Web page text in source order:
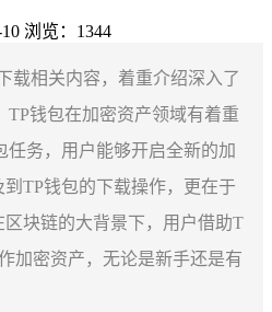
浏览：1344
载相关内容，着重介绍深入了
TP钱包在加密资产领域有着重
任务，用户能够开启全新的加
TP钱包的下载操作，更在于
块链的大背景下，用户借助T
加密资产，无论是新手还是有